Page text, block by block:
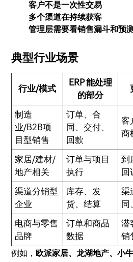
客户不是一次性交易
多个渠道在持续获客
管理层需要看销售漏斗和预测
典型行业场景
行业/模式
ERP 能处理
的部分
制造
业/B2B项
目型销售
订单、合
同、交付、
回款
客
商
家居/建材/
地产相关
订单与项目
执行
到
回
渠道分销型
企业
库存、发
货、结算
渠
同
电商与零售
品牌
订单和商品
数据
潜
销
例如， 欧派家居、龙湖地产、小